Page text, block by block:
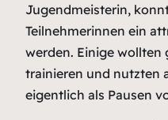
Jugendmeisterin,
Teilnehmerinnen ein
werden. Einige wollten
trainieren und nutzten
eigentlich als Pausen